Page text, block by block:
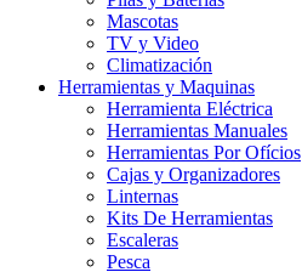
Mascotas
TV y Video
Climatización
Herramientas y Maquinas
Herramienta Eléctrica
Herramientas Manuales
Herramientas Por Ofícios
Cajas y Organizadores
Linternas
Kits De Herramientas
Escaleras
Pesca